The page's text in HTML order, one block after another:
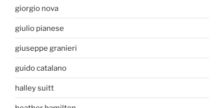
giorgio nova
giulio pianese
giuseppe granieri
guido catalano
halley suitt